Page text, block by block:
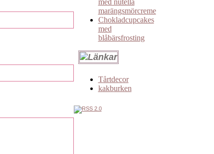
med nutella
marängsmörcreme
Chokladcupcakes
med
blåbärsfrosting
Tårtdecor
kakburken